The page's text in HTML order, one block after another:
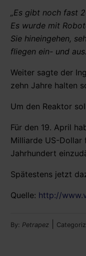
„Es gibt noch fast
Es wurde mit
Sie hineingehen,
fliegen ein- und
Weiter sagte der
zehn Jahre halten
Um den Reaktor
Für den 19. April
Milliarde US-Dollar
Jahrhundert
Spätestens jetzt
Quelle: http://
By: Petrapez